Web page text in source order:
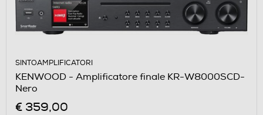
SINTOAMPLIFICATORI
KENWOOD - Amplificatore finale KR-W8000SCD-
Nero
€ 359,00